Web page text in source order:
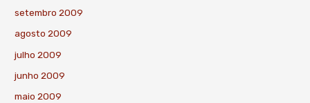
setembro 2009
agosto 2009
julho 2009
junho 2009
maio 2009